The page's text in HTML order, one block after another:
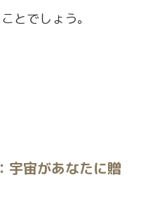
とでしょう。
：宇宙があなたに贈